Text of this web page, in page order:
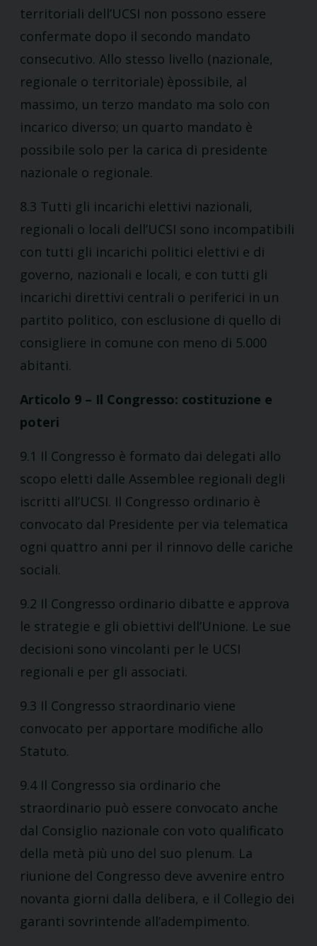
territoriali dell’UCSI non possono essere
confermate dopo il secondo mandato
consecutivo. Allo stesso livello (nazionale,
regionale o territoriale) èpossibile, al
massimo, un terzo mandato ma solo con
incarico diverso; un quarto mandato è
possibile solo per la carica di presidente
nazionale o regionale.
8.3 Tutti gli incarichi elettivi nazionali,
regionali o locali dell’UCSI sono incompatibili
con tutti gli incarichi politici elettivi e di
governo, nazionali e locali, e con tutti gli
incarichi direttivi centrali o periferici in un
partito politico, con esclusione di quello di
consigliere in comune con meno di 5.000
abitanti.
Articolo 9 – Il Congresso: costituzione e
poteri
9.1 Il Congresso è formato dai delegati allo
scopo eletti dalle Assemblee regionali degli
iscritti all’UCSI. Il Congresso ordinario è
convocato dal Presidente per via telematica
ogni quattro anni per il rinnovo delle cariche
sociali.
9.2 Il Congresso ordinario dibatte e approva
le strategie e gli obiettivi dell’Unione. Le sue
decisioni sono vincolanti per le UCSI
regionali e per gli associati.
9.3 Il Congresso straordinario viene
convocato per apportare modifiche allo
Statuto.
9.4 Il Congresso sia ordinario che
straordinario può essere convocato anche
dal Consiglio nazionale con voto qualificato
della metà più uno del suo plenum. La
riunione del Congresso deve avvenire entro
novanta giorni dalla delibera, e il Collegio dei
garanti sovrintende all’adempimento.